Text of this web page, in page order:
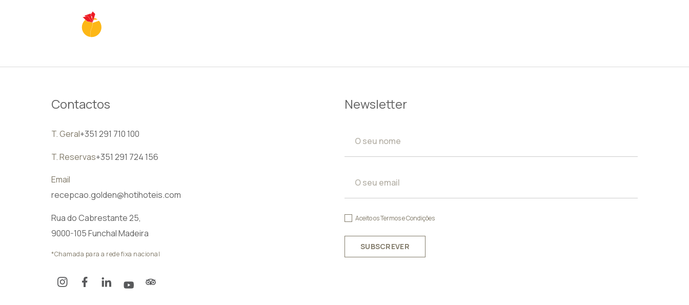
Contactos
T. Geral+351 291 710 100
T. Reservas+351 291 724 156
Email
recepcao.golden@hotihoteis.com
Rua do Cabrestante 25,
9000-105 Funchal Madeira
*Chamada para a rede fixa nacional
Newsletter
Aceito osTermos e Condições
SUBSCREVER